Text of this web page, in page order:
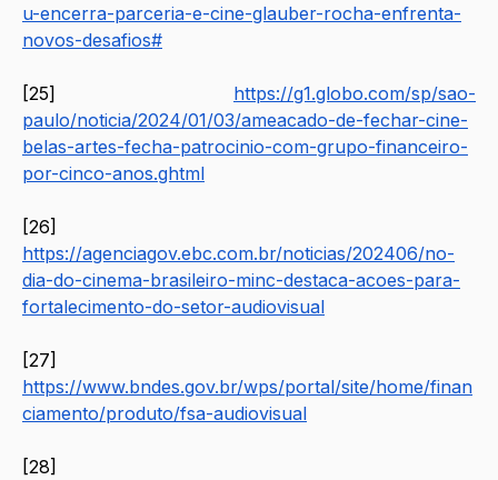
u-encerra-parceria-e-cine-glauber-rocha-enfrenta-
novos-desafios#
[25] https://g1.globo.com/sp/sao-
paulo/noticia/2024/01/03/ameacado-de-fechar-cine-
belas-artes-fecha-patrocinio-com-grupo-financeiro-
por-cinco-anos.ghtml
https://agenciagov.ebc.com.br/noticias/202406/no-
dia-do-cinema-brasileiro-minc-destaca-acoes-para-
fortalecimento-do-setor-audiovisual
https://www.bndes.gov.br/wps/portal/site/home/finan
ciamento/produto/fsa-audiovisual